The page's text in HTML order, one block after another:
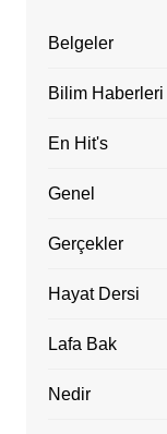
Belgeler
Bilim Haberleri
En Hit's
Genel
Gerçekler
Hayat Dersi
Lafa Bak
Nedir